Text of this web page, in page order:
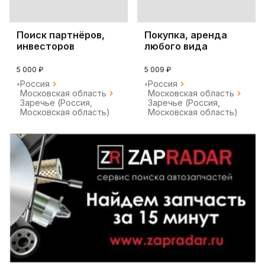
Поиск партнёров,
инвесторов
5 000 ₽
Россия
Московская область
Заречье (Россия,
Московская область)
Покупка, аренда
любого вида
5 009 ₽
Россия
Московская область
Заречье (Россия,
Московская область)